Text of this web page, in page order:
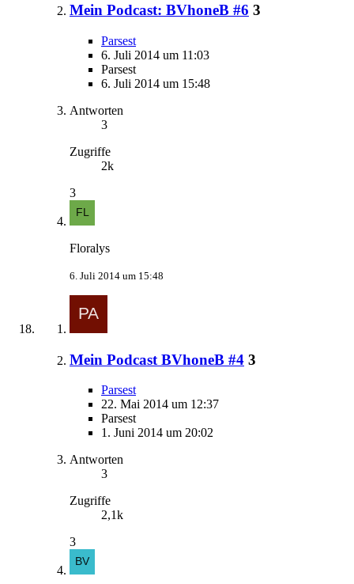
Mein Podcast: BVhoneB #6 3
Parsest
6. Juli 2014 um 11:03
Parsest
6. Juli 2014 um 15:48
Antworten
3
Zugriffe
2k
3
Floralys
6. Juli 2014 um 15:48
Mein Podcast BVhoneB #4 3
Parsest
22. Mai 2014 um 12:37
Parsest
1. Juni 2014 um 20:02
Antworten
3
Zugriffe
2,1k
3